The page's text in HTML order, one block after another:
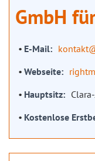
GmbH
E-Mail
Webseite
Hauptsitz
Kostenlose